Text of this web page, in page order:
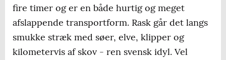
fire timer og er en både hurtig og meget
afslappende transportform. Rask går det langs
smukke stræk med søer, elve, klipper og
kilometervis af skov - ren svensk idyl. Vel